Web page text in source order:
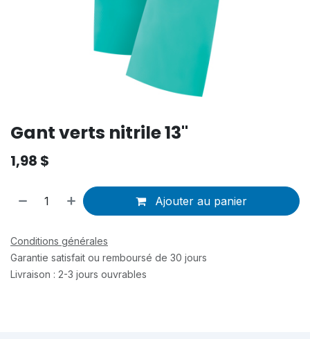
Gant verts nitrile 13"
1,98 $
Ajouter au panier
Conditions générales
Garantie satisfait ou remboursé de 30 jours
Livraison : 2-3 jours ouvrables